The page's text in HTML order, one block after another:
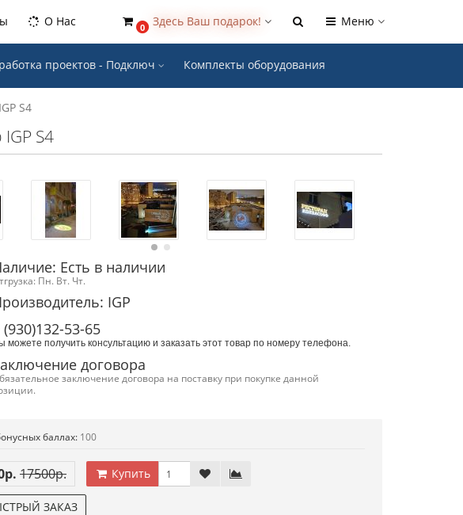
О Нас 0 Здесь Ваш подарок! Меню
проектов - Подключ Комплекты оборудования
S4
S4
Есть в наличии
Пн. Вт. Чт.
IGP
(930)132-53-65
можете получить консультацию и заказать этот товар по номеру телефона.
договора
заключение договора на поставку при покупке данной
баллах: 100
17500р. Купить
ЗАКАЗ